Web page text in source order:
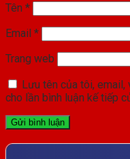
Tên *
Email *
Trang web
Lưu tên của tôi, email,
cho lần bình luận kế tiếp